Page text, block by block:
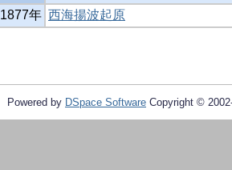
1877年 西海揚波起原
Powered by DSpace Software Copyright ©